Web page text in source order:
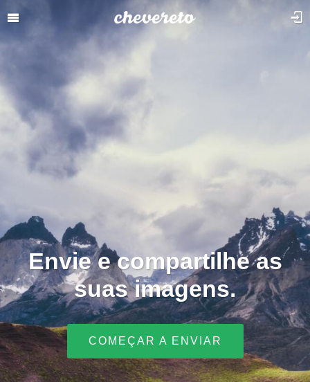
Envie e compartilhe as
suas imagens.
COMEÇAR A ENVIAR